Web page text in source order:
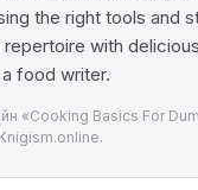
the right tools and
repertoire with
food writer.
«Cooking Basics For